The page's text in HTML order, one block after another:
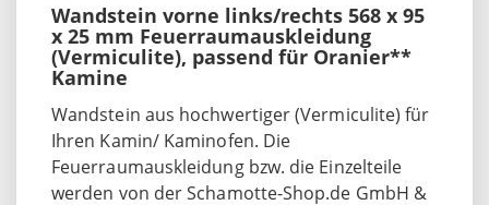
Wandstein vorne links/rechts 568 x 95
x 25 mm Feuerraumauskleidung
(Vermiculite), passend für Oranier**
Kamine
Wandstein aus hochwertiger (Vermiculite) für
Ihren Kamin/ Kaminofen. Die
Feuerraumauskleidung bzw. die Einzelteile
werden von der Schamotte-Shop.de GmbH &